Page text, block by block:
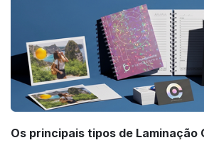
Os principais tipos de Laminação